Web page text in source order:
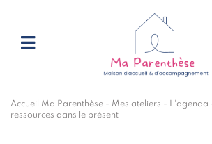
Accueil Ma Parenthèse - Mes ateliers - L'agenda
ressources dans le présent